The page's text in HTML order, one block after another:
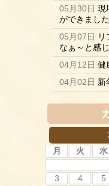
05月30日 現
ができました
05月07日
なぁ～と感
04月12日 健
04月02日 新
月
火 水
3
4 5